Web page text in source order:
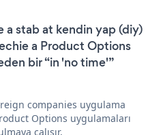
a stab at kendin yap (diy)
a Product Options
bir “in 'no time'”
companies uygulama
Options uygulamaları
çalışır.